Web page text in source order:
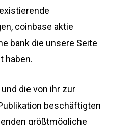
coinbase aktie
bank die unsere Seite
haben.
die von ihr zur
beschäftigten
größtmögliche